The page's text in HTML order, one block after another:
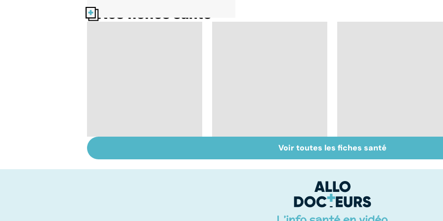
Nos fiches santé
domicile, c'est facile !
Don de gamètes : le
pour et le contre
Médecine de
proximité : quel
Voir toutes les fiches santé